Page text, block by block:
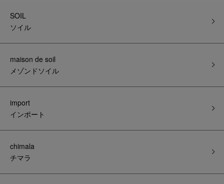
SOIL
ソイル
maison de soil
メゾンドソイル
import
インポート
chimala
チマラ